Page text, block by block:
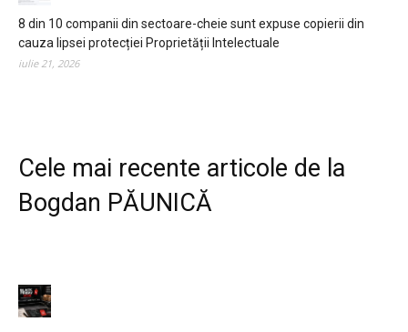
8 din 10 companii din sectoare-cheie sunt expuse copierii din
cauza lipsei protecției Proprietății Intelectuale
iulie 21, 2026
Cele mai recente articole de la
Bogdan PĂUNICĂ